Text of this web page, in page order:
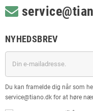
NYHEDSBREV
Du kan framelde dig når som
service@tiano.dk for at høre